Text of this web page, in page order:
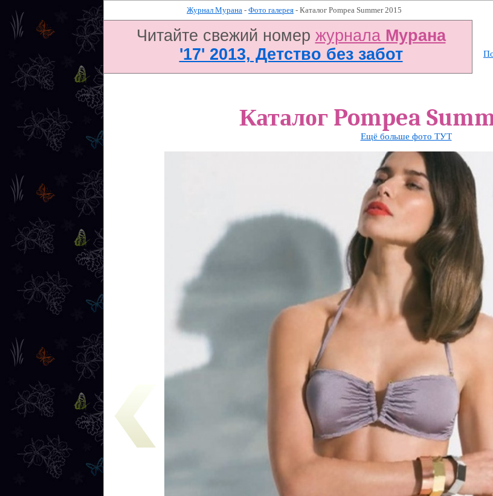
Журнал Мурана - Фото галерея - Каталог Pompea Summer 2015
Читайте свежий номер журнала Мурана
'17' 2013, Детство без забот
Каталог Pompea
Ещё больше фото ТУТ